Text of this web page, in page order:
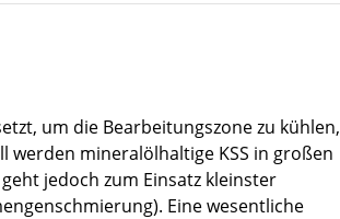
um die Bearbeitungszone zu kühlen,
mineralölhaltige KSS in großen
jedoch zum Einsatz kleinster
Eine wesentliche